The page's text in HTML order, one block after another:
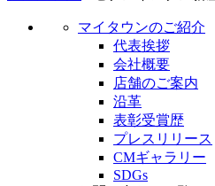
マイタウンのご紹介
代表挨拶
会社概要
店舗のご案内
沿革
表彰受賞歴
プレスリリース
CMギャラリー
SDGs